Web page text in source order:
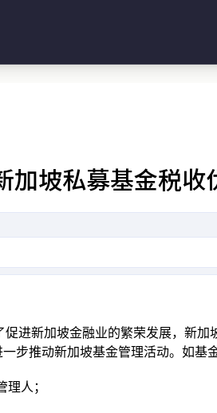
坡私募基金税收
进新加坡金融业的繁荣发展，新
步推动新加坡基金管理活动。如基
人；